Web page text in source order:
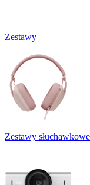
Zestawy
Zestawy